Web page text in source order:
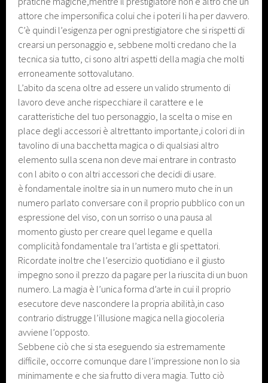
attore che impersonifica colui che i poteri li ha per davvero.
C’è quindi l’esigenza per ogni prestigiatore che si rispetti di
crearsi un personaggio e, sebbene molti credano che la
tecnica sia tutto, ci sono altri aspetti della magia che molti
erroneamente sottovalutano.
L’abito da scena oltre ad essere un valido strumento di
lavoro deve anche rispecchiare il carattere e le
caratteristiche del tuo personaggio, la scelta o mise en
place degli accessori è altrettanto importante,i colori di in
tavolino di una bacchetta magica o di qualsiasi altro
elemento sulla scena non deve mai entrare in contrasto
con l abito o con altri accessori che decidi di usare.
è fondamentale inoltre sia in un numero muto che in un
numero parlato conversare con il proprio pubblico con un
espressione del viso, con un sorriso o una pausa al
momento giusto per creare quel legame e quella
complicità fondamentale tra l’artista e gli spettatori.
Ricordate inoltre che l’esercizio quotidiano e il giusto
impegno sono il prezzo da pagare per la riuscita di un buon
numero. La magia è l’unica forma d’arte in cui il proprio
esecutore deve nascondere la propria abilità,in caso
contrario distrugge l’illusione magica nella giocoleria
avviene l’opposto.
Sebbene ciò che si sta eseguendo sia estremamente
difficile, occorre comunque dare l’impressione non lo sia
minimamente e che sia frutto di vera magia. Tutto ciò